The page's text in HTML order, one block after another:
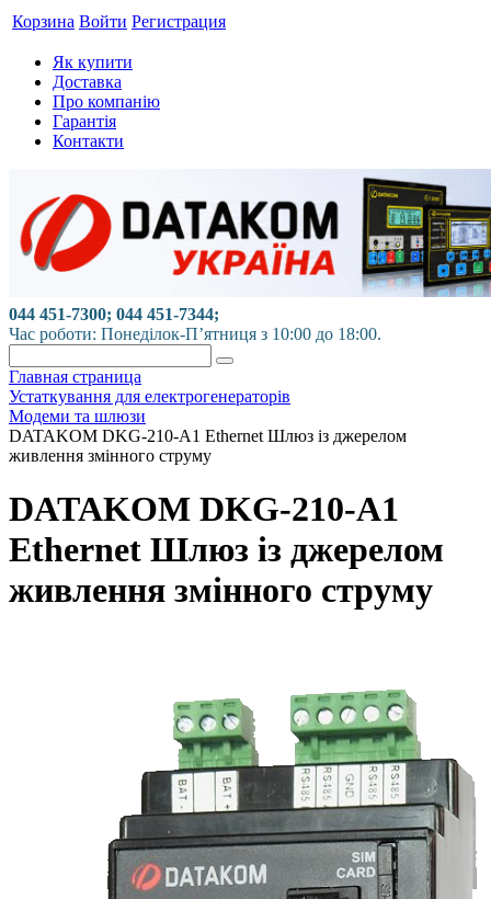
Корзина Войти Регистрация
Як купити
Доставка
Про компанію
Гарантія
Контакти
044 451-7300; 044 451-7344;
Час роботи: Понеділок-П’ятниця з 10:00 до 18:00.
Главная страница
Устаткування для електрогенераторів
Модеми та шлюзи
DATAKOM DKG-210-A1 Ethernet Шлюз із джерелом
живлення змінного струму
DATAKOM DKG-210-A1
Ethernet Шлюз із джерелом
живлення змінного струму